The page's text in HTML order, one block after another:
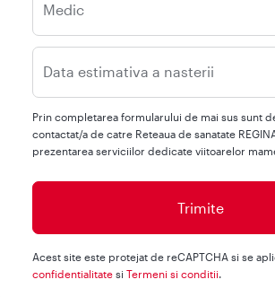
Medic
Data estimativa a nasterii
Prin completarea formularului de mai sus sunt
contactat/a de catre Reteaua de sanatate
prezentarea serviciilor dedicate viitoarelor
Acest site este protejat de reCAPTCHA si se
confidentialitate si Termeni si conditii.